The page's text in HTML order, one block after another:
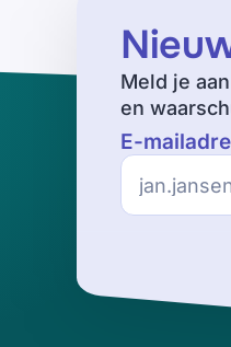
Meld je
en
E-